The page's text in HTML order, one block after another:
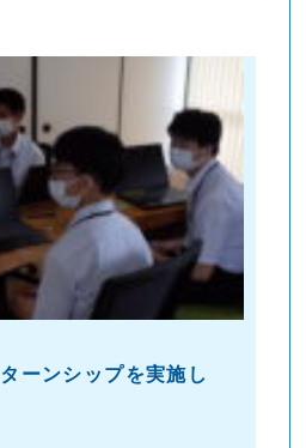
ーンシップを実施し